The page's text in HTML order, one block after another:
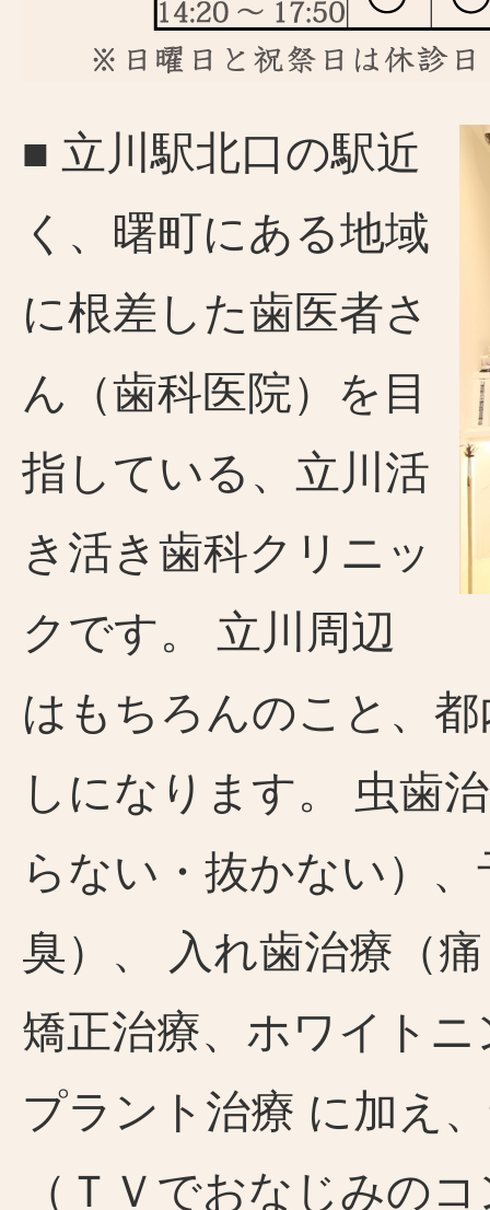
■ 立川駅北口の駅近
く、曙町にある地域
に根差した歯医者さ
ん（歯科医院）を目
指している、立川活
き活き歯科クリニッ
クです。 立川周辺
はもちろんのこと、
しになります。 虫歯
らない・抜かない）
臭）、 入れ歯治療（
矯正治療、ホワイト
プラント治療 に加え
（ＴＶでおなじみの